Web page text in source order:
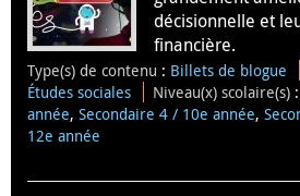
décisionnelle et
financière.
Type(s) de contenu : Billets de blogue
Études sociales
Niveau(x) scolaire(s)
année, Secondaire 4 / 10e année,
12e année